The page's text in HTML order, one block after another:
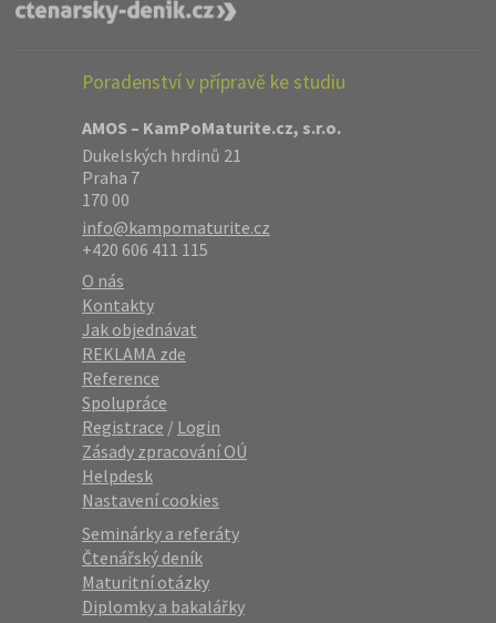
Poradenství v přípravě ke studiu
AMOS – KamPoMaturite.cz, s.r.o.
Dukelských hrdinů 21
Praha 7
170 00
info@kampomaturite.cz
+420 606 411 115
O nás
Kontakty
Jak objednávat
REKLAMA zde
Reference
Spolupráce
Registrace / Login
Zásady zpracování OÚ
Helpdesk
Nastavení cookies
Seminárky a referáty
Čtenářský deník
Maturitní otázky
Diplomky a bakalářky